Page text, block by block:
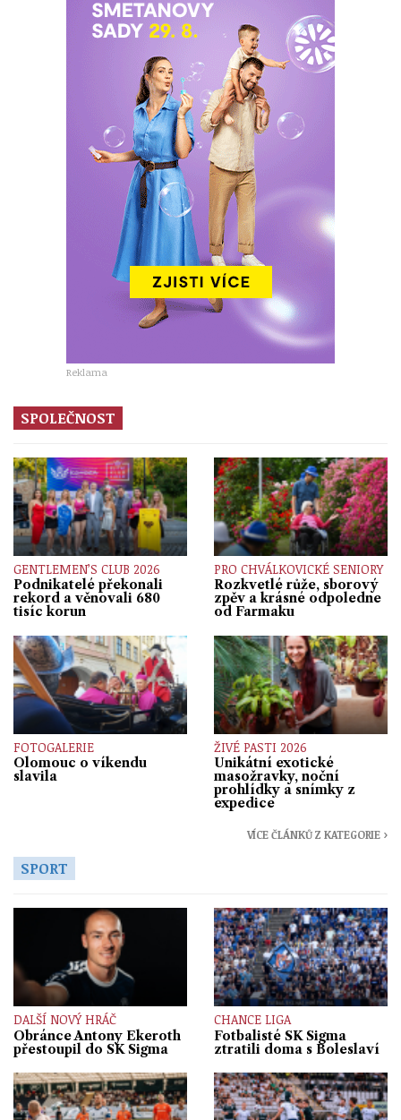
Reklama
SPOLEČNOST
GENTLEMEN’S CLUB 2026
Podnikatelé překonali
rekord a věnovali 680
tisíc korun
PRO CHVÁLKOVICKÉ SENIORY
Rozkvetlé růže, sborový
zpěv a krásné odpoledne
od Farmaku
FOTOGALERIE
Olomouc o víkendu
slavila
ŽIVÉ PASTI 2026
Unikátní exotické
masožravky, noční
prohlídky a snímky z
expedice
VÍCE ČLÁNKŮ Z KATEGORIE ›
SPORT
DALŠÍ NOVÝ HRÁČ
Obránce Antony Ekeroth
přestoupil do SK Sigma
CHANCE LIGA
Fotbalisté SK Sigma
ztratili doma s Boleslaví